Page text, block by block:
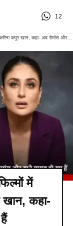
12
Kareena Kapoor Khan: फिल्मों में बढ़ती हिंसा पर बोलीं करीना कपूर खान, कहा- अब रोमांस और गाने गायब हो गए हैं
में
खान, कहा-